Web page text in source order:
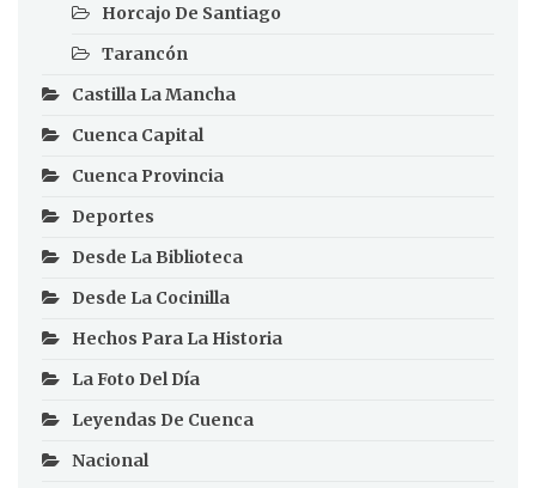
Horcajo De Santiago
Tarancón
Castilla La Mancha
Cuenca Capital
Cuenca Provincia
Deportes
Desde La Biblioteca
Desde La Cocinilla
Hechos Para La Historia
La Foto Del Día
Leyendas De Cuenca
Nacional